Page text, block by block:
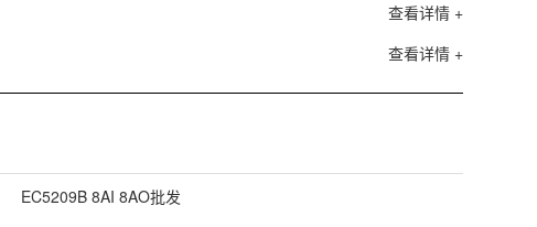
查看详情 +
查看详情 +
EC5209B 8AI 8AO批发